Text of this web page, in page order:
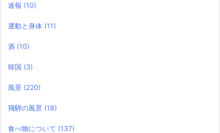
速報 (10)
運動と身体 (11)
酒 (10)
韓国 (3)
風景 (220)
飛騨の風景 (18)
食べ物について (137)